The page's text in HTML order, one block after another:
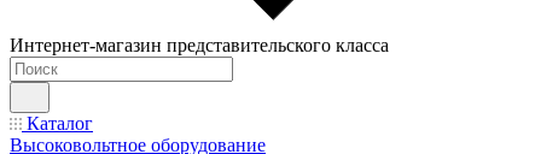
Интернет-магазин представительского класса
Каталог
Высоковольтное оборудование